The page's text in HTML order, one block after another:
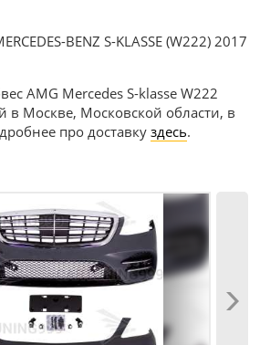
BENZ S-KLASSE (W222) 2017
AMG Mercedes S-klasse W222
в Москве, Московской области, в
про доставкуздесь.